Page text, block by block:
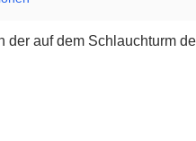
auf dem Schlauchturm